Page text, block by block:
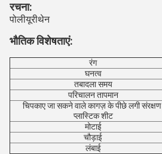
रचना:
पोलीयूरीथेन
भौतिक विशेषताएं:
रंग
घनत्व
तबादला समय
परिचालन तापमान
चिपकाए जा सकने वाले कागज़ के पीछे लगी संरक्षण
प्लास्टिक शीट
मोटाई
चौड़ाई
लंबाई